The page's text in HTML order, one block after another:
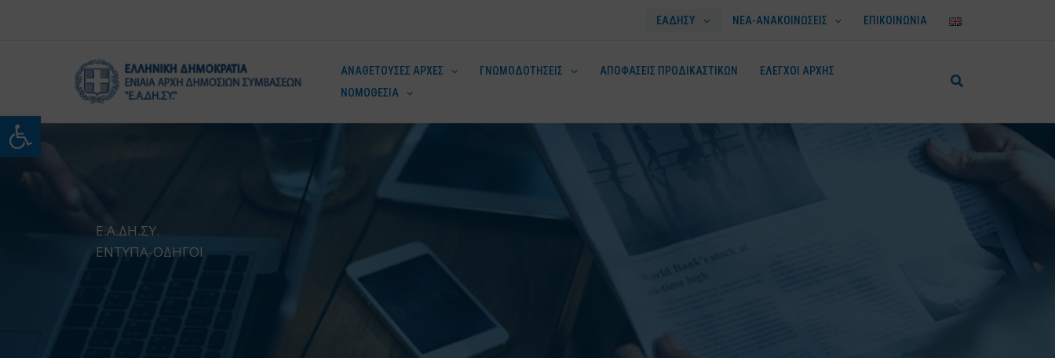
Ανοίξτε τη γραμμή εργαλείων
ΕΑΔΗΣΥ ΝΕΑ-ΑΝΑΚΟΙΝΩΣΕΙΣ ΕΠΙΚΟΙΝΩΝΙΑ
ΑΝΑΘΕΤΟΥΣΕΣ ΑΡΧΕΣ ΓΝΩΜΟΔΟΤΗΣΕΙΣ ΑΠΟΦΑΣΕΙΣ ΠΡΟΔΙΚΑΣΤΙΚΩΝ
ΕΛΕΓΧΟΙ ΑΡΧΗΣ
ΝΟΜΟΘΕΣΙΑ
Ε.Α.ΔΗ.ΣΥ.
ΕΝΤΥΠΑ-ΟΔΗΓΟΙ